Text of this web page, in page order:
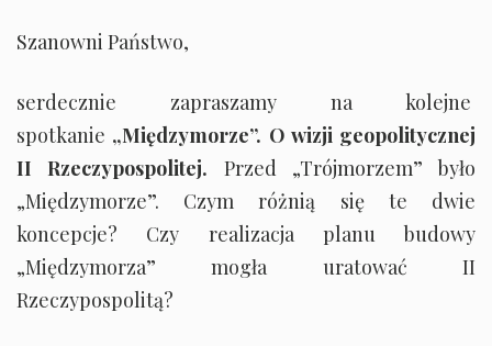
Szanowni Państwo,
serdecznie zapraszamy na kolejne
spotkanie „Międzymorze”. O wizji geopolitycznej
II Rzeczypospolitej. Przed „Trójmorzem” było
„Międzymorze”. Czym różnią się te dwie
koncepcje? Czy realizacja planu budowy
„Międzymorza” mogła uratować II
Rzeczypospolitą?